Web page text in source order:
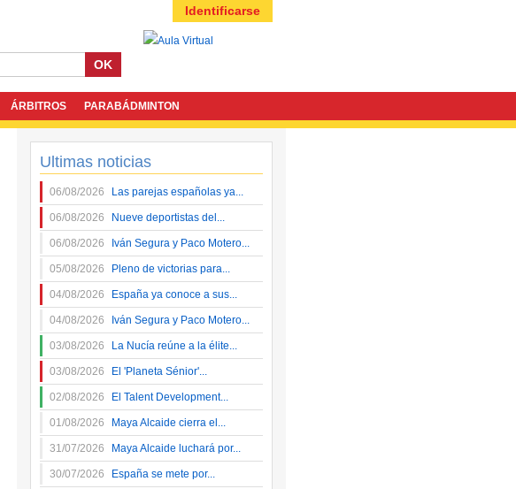
Identificarse
OK
ÁRBITROS PARABÁDMINTON
Ultimas noticias
06/08/2026 Las parejas españolas ya...
06/08/2026 Nueve deportistas del...
06/08/2026 Iván Segura y Paco Motero...
05/08/2026 Pleno de victorias para...
04/08/2026 España ya conoce a sus...
04/08/2026 Iván Segura y Paco Motero...
03/08/2026 La Nucía reúne a la élite...
03/08/2026 El 'Planeta Sénior'...
02/08/2026 El Talent Development...
01/08/2026 Maya Alcaide cierra el...
31/07/2026 Maya Alcaide luchará por...
30/07/2026 España se mete por...